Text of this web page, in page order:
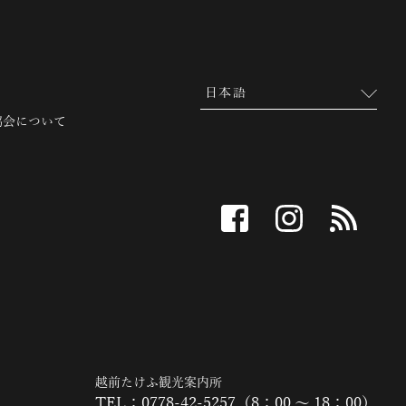
について
facebook instagram
越前たけふ観光案内所